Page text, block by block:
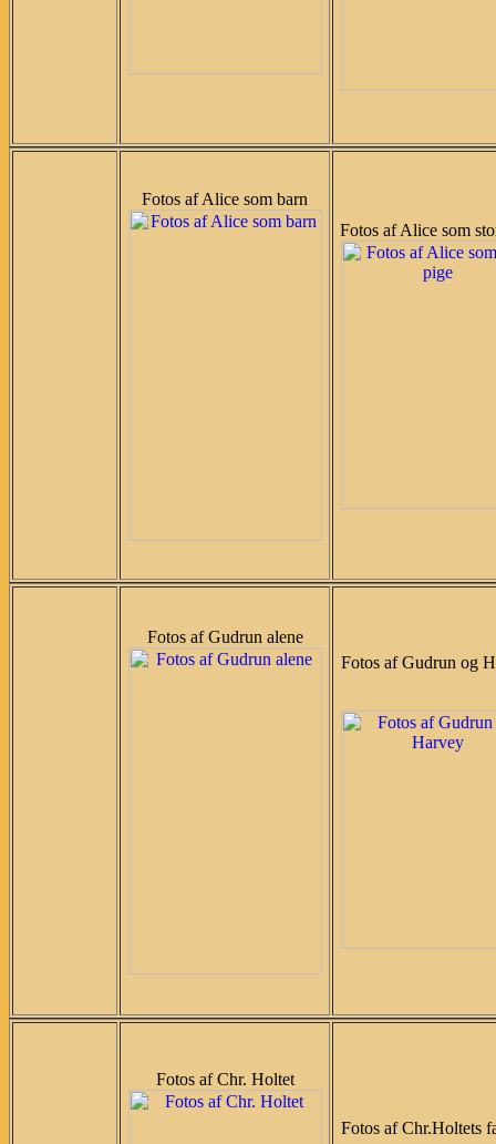
Fotos af Alice som barn
Fotos af Alice som
Fotos af Gudrun alene
Fotos af Gudrun og
Fotos af Chr. Holtet
Fotos af Chr.Holtets